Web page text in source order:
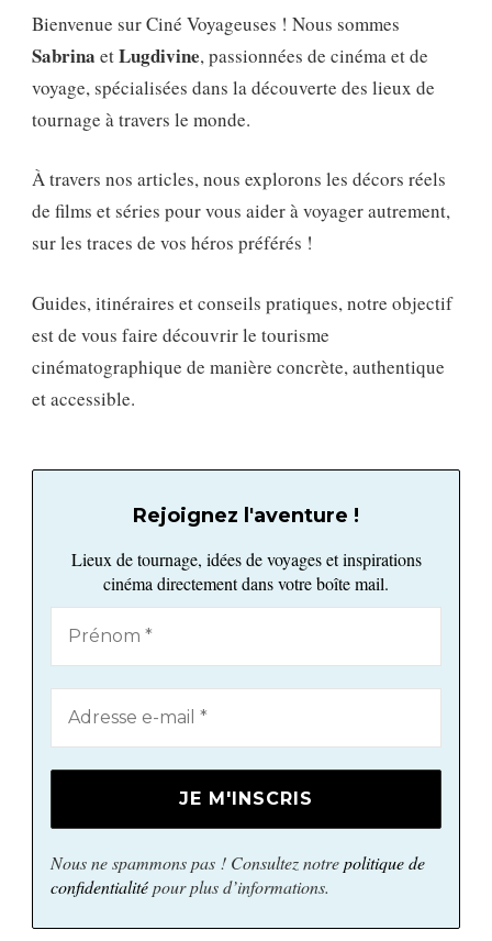
Bienvenue sur Ciné Voyageuses ! Nous sommes
Sabrina etLugdivine, passionnées de cinéma et de
voyage, spécialisées dans la découverte des lieux de
tournage à travers le monde.
À travers nos articles, nous explorons les décors réels
de films et séries pour vous aider à voyager autrement,
sur les traces de vos héros préférés !
Guides, itinéraires et conseils pratiques, notre objectif
est de vous faire découvrir le tourisme
cinématographique de manière concrète, authentique
et accessible.
Rejoignez l'aventure !
Lieux de tournage, idées de voyages et inspirations
cinéma directement dans votre boîte mail.
Nous ne spammons pas ! Consultez notrepolitique de
confidentialitépour plus d’informations.